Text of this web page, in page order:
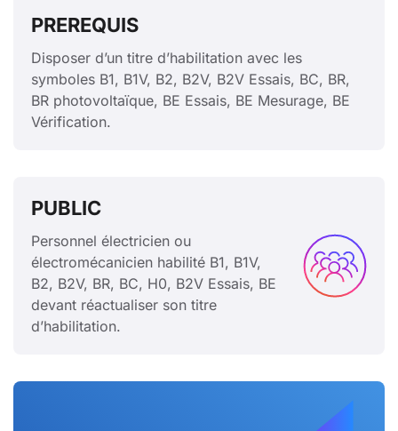
PREREQUIS
Disposer d’un titre d’habilitation avec les
symboles B1, B1V, B2, B2V, B2V Essais, BC, BR,
BR photovoltaïque, BE Essais, BE Mesurage, BE
Vérification.
PUBLIC
Personnel électricien ou
électromécanicien habilité B1, B1V,
B2, B2V, BR, BC, H0, B2V Essais, BE
devant réactualiser son titre
d’habilitation.